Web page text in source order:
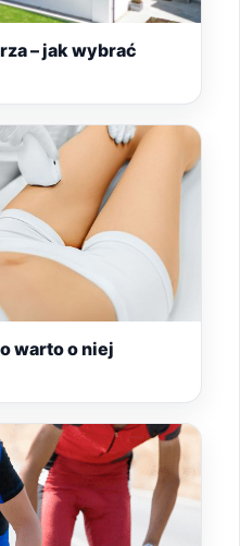
– jak wybrać
warto o niej